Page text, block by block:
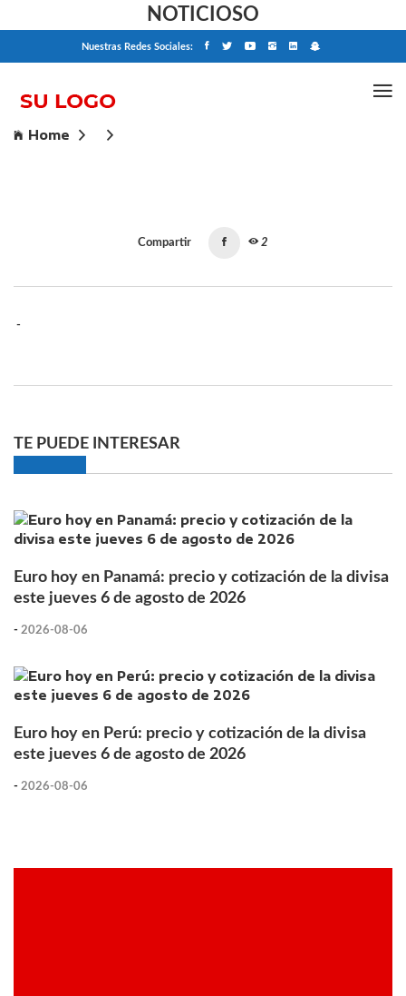
NOTICIOSO
Nuestras Redes Sociales:
Home
Compartir 2
-
TE PUEDE INTERESAR
Euro hoy en Panamá: precio y cotización de la divisa
este jueves 6 de agosto de 2026
- 2026-08-06
Euro hoy en Perú: precio y cotización de la divisa
este jueves 6 de agosto de 2026
- 2026-08-06